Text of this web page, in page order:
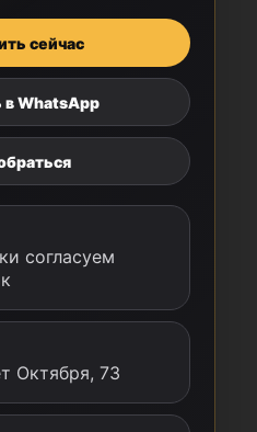
сейчас
в WhatsApp
согласуем
Октября, 73